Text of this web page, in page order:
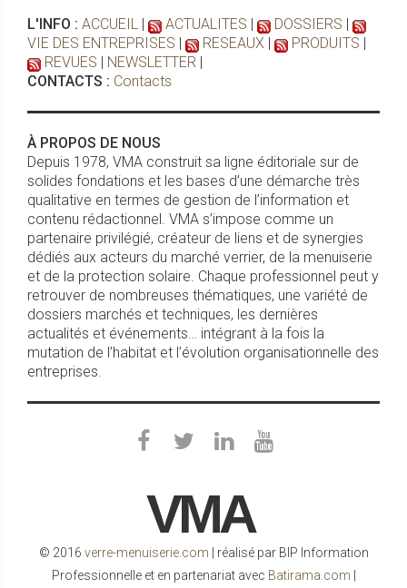
L'INFO : ACCUEIL | ACTUALITES | DOSSIERS |
VIE DES ENTREPRISES | RESEAUX | PRODUITS |
REVUES | NEWSLETTER |
CONTACTS : Contacts
À PROPOS DE NOUS
Depuis 1978, VMA construit sa ligne éditoriale sur de
solides fondations et les bases d’une démarche très
qualitative en termes de gestion de l’information et
contenu rédactionnel. VMA s’impose comme un
partenaire privilégié, créateur de liens et de synergies
dédiés aux acteurs du marché verrier, de la menuiserie
et de la protection solaire. Chaque professionnel peut y
retrouver de nombreuses thématiques, une variété de
dossiers marchés et techniques, les dernières
actualités et événements… intégrant à la fois la
mutation de l’habitat et l’évolution organisationnelle des
entreprises.
VMA
© 2016 verre-menuiserie.com | réalisé par BIP Information
Professionnelle et en partenariat avec Batirama.com |